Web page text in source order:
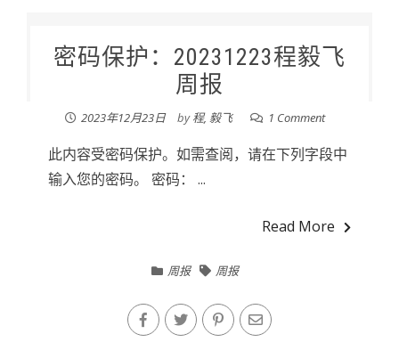
密码保护：20231223程毅飞
周报
2023年12月23日 by程, 毅飞 1 Comment
此内容受密码保护。如需查阅，请在下列字段中
输入您的密码。 密码： ...
Read More
周报 周报